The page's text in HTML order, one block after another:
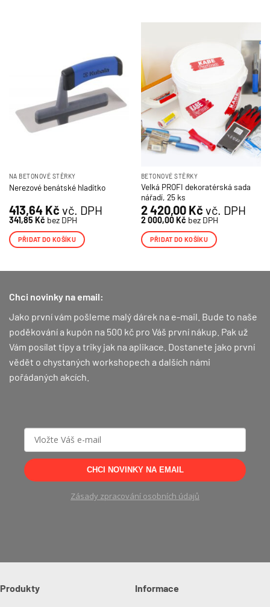
NA BETONOVÉ STĚRKY
Nerezové benátské hladítko
413,64 Kč vč. DPH
341,85 Kč bez DPH
PŘIDAT DO KOŠÍKU
BETONOVÉ STĚRKY
Velká PROFI dekoratérská sada
nářadí, 25 ks
2 420,00 Kč vč. DPH
2 000,00 Kč bez DPH
PŘIDAT DO KOŠÍKU
Chci novinky na email:
Jako první vám pošleme malý dárek na e-mail. Bude to naše
poděkování a kupón na 500 kč pro Váš první nákup. Pak už
Vám posílat tipy a triky jak na aplikace. Dostanete jako první
vědět o chystaných workshopech a dalších námi
pořádaných akcích.
CHCI NOVINKY NA EMAIL
Zásady zpracování osobních údajů
Produkty Informace